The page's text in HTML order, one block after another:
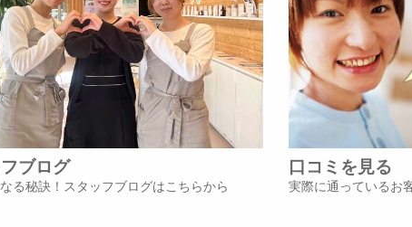
ブログ
る秘訣！スタッフブログはこちらから
口コミを見る
実際に通っているお